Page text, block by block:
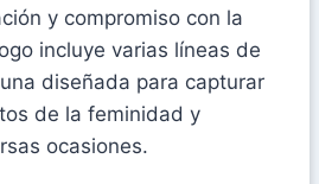
y compromiso con la
incluye varias líneas de
diseñada para capturar
de la feminidad y
ocasiones.